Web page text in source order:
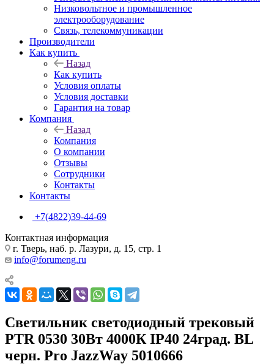
Низковольтное и промышленное
электрооборудование
Связь, телекоммуникации
Производители
Как купить
Назад
Как купить
Условия оплаты
Условия доставки
Гарантия на товар
Компания
Назад
Компания
О компании
Отзывы
Сотрудники
Контакты
Контакты
+7(4822)39-44-69
Контактная информация
г. Тверь, наб. р. Лазури, д. 15, стр. 1
info@forumeng.ru
Светильник светодиодный трековый
PTR 0530 30Вт 4000К IP40 24град. BL
черн. Pro JazzWay 5010666